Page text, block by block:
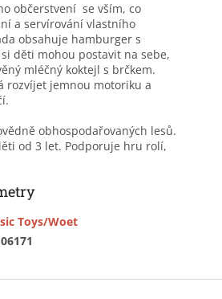
občerstvení se vším, co
a servírování vlastního
obsahuje hamburger s
děti mohou postavit na sebe,
mléčný koktejl s brčkem.
rozvíjet jemnou motoriku a
obhospodařovaných lesů.
od 3 let. Podporuje hru rolí,
Toys/Woet